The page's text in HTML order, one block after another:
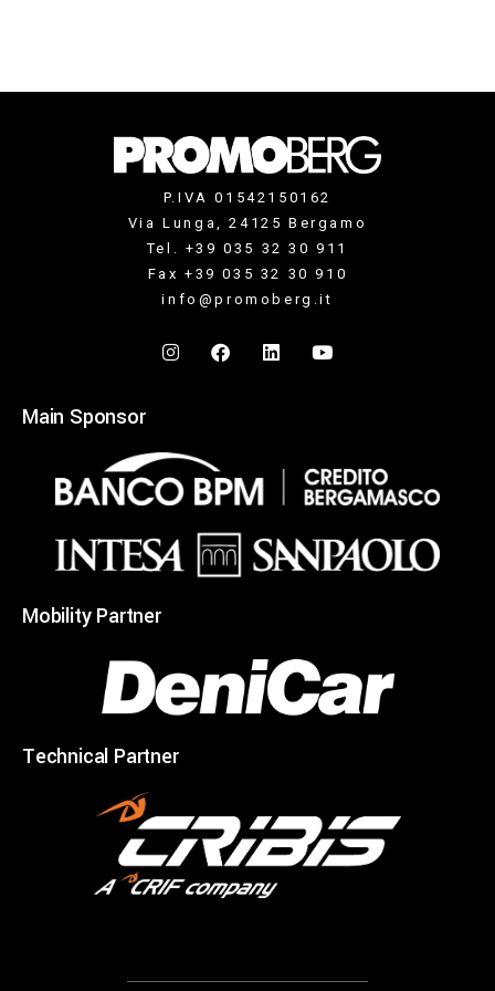
P.IVA 01542150162
Via Lunga, 24125 Bergamo
Tel. +39 035 32 30 911
Fax +39 035 32 30 910
info@promoberg.it
Main Sponsor
Mobility Partner
Technical Partner